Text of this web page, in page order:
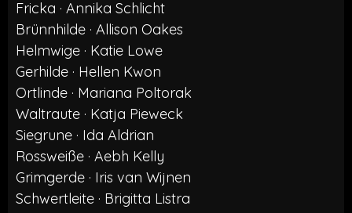
Fricka · Annika Schlicht
Brünnhilde · Allison Oakes
Helmwige · Katie Lowe
Gerhilde · Hellen Kwon
Ortlinde · Mariana Poltorak
Waltraute · Katja Pieweck
Siegrune · Ida Aldrian
Rossweiße · Aebh Kelly
Grimgerde · Iris van Wijnen
Schwertleite · Brigitta Listra